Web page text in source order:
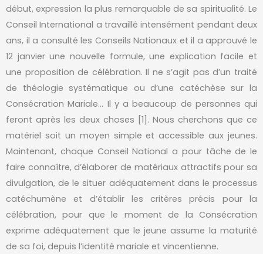
début, expression la plus remarquable de sa spiritualité. Le
Conseil International a travaillé intensément pendant deux
ans, il a consulté les Conseils Nationaux et il a approuvé le
12 janvier une nouvelle formule, une explication facile et
une proposition de célébration. Il ne s’agit pas d’un traité
de théologie systématique ou d’une catéchèse sur la
Consécration Mariale… Il y a beaucoup de personnes qui
feront après les deux choses [1]. Nous cherchons que ce
matériel soit un moyen simple et accessible aux jeunes.
Maintenant, chaque Conseil National a pour tâche de le
faire connaître, d’élaborer de matériaux attractifs pour sa
divulgation, de le situer adéquatement dans le processus
catéchumène et d’établir les critères précis pour la
célébration, pour que le moment de la Consécration
exprime adéquatement que le jeune assume la maturité
de sa foi, depuis l’identité mariale et vincentienne.